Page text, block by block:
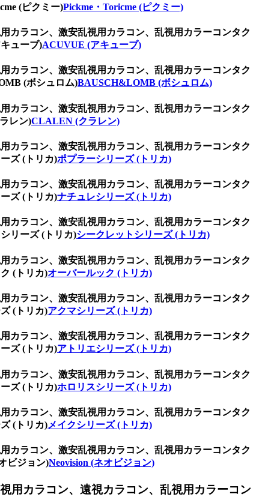
(ピクミー)Pickme・Toricme (ピクミー)
カラコン、激安乱視用カラコン、乱視用カラーコンタク
ューブ)ACUVUE (アキューブ)
カラコン、激安乱視用カラコン、乱視用カラーコンタク
(ボシュロム)BAUSCH&LOMB (ボシュロム)
カラコン、激安乱視用カラコン、乱視用カラーコンタク
レン)CLALEN (クラレン)
カラコン、激安乱視用カラコン、乱視用カラーコンタク
ズ (トリカ)ポプラーシリーズ (トリカ)
カラコン、激安乱視用カラコン、乱視用カラーコンタク
ズ (トリカ)ナチュレシリーズ (トリカ)
カラコン、激安乱視用カラコン、乱視用カラーコンタク
リーズ (トリカ)シークレットシリーズ (トリカ)
カラコン、激安乱視用カラコン、乱視用カラーコンタク
(トリカ)オーバールック (トリカ)
カラコン、激安乱視用カラコン、乱視用カラーコンタク
(トリカ)アクマシリーズ (トリカ)
カラコン、激安乱視用カラコン、乱視用カラーコンタク
ズ (トリカ)アトリエシリーズ (トリカ)
カラコン、激安乱視用カラコン、乱視用カラーコンタク
ズ (トリカ)ホロリスシリーズ (トリカ)
カラコン、激安乱視用カラコン、乱視用カラーコンタク
(トリカ)メイクシリーズ (トリカ)
カラコン、激安乱視用カラコン、乱視用カラーコンタク
ビジョン)Neovision (ネオビジョン)
用カラコン、遠視カラコン、乱視用カラーコン